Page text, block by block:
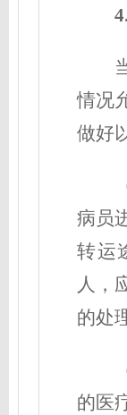
情况
做好
病员
转运
人，
的处
的医